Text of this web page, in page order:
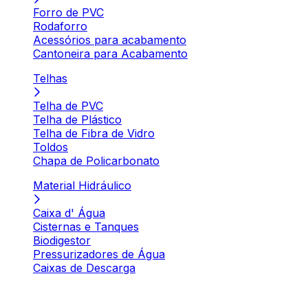
Forro de PVC
Rodaforro
Acessórios para acabamento
Cantoneira para Acabamento
Telhas
Telha de PVC
Telha de Plástico
Telha de Fibra de Vidro
Toldos
Chapa de Policarbonato
Material Hidráulico
Caixa d' Água
Cisternas e Tanques
Biodigestor
Pressurizadores de Água
Caixas de Descarga